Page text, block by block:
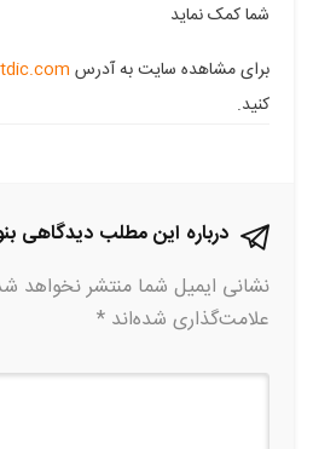
شما کمک نماید
برای مشاهده سایت به آدرس
کنید.
درباره این مطلب دیدگاهی
نشانی ایمیل شما منتشر نخواهد
علامت‌گذاری شده‌اند *